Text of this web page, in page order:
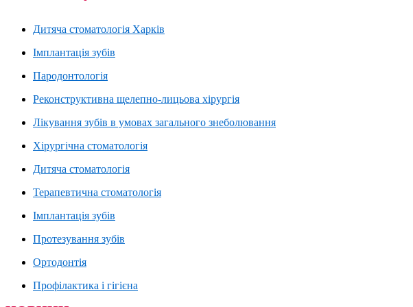
Дитяча стоматологія Харків
Імплантація зубів
Пародонтологія
Реконструктивна щелепно-лицьова хірургія
Лікування зубів в умовах загального знеболювання
Хірургічна стоматологія
Дитяча стоматологія
Терапевтична стоматологія
Імплантація зубів
Протезування зубів
Ортодонтія
Профілактика і гігієна